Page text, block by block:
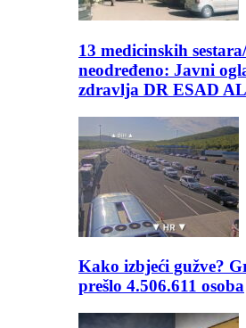
13 medicinskih
neodređeno: Javni
zdravlja DR ESAD
Kako izbjeći gužve?
prešlo 4.506.611 osoba